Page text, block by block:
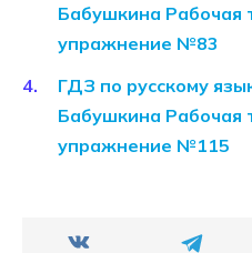
Бабушкина Рабочая
упражнение №83
ГДЗ по русскому
Бабушкина Рабочая
упражнение №115